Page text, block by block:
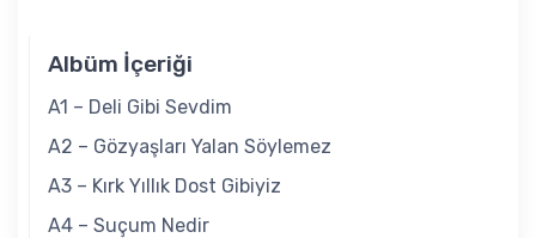
Albüm İçeriği
A1 – Deli Gibi Sevdim
A2 – Gözyaşları Yalan Söylemez
A3 – Kırk Yıllık Dost Gibiyiz
A4 – Suçum Nedir